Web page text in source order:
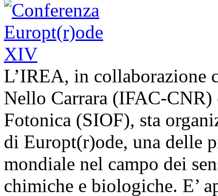
L’IREA, in collaborazione
Nello Carrara (IFAC-CNR)
Fotonica (SIOF), sta
di Europt(r)ode, una delle
mondiale nel campo dei
chimiche e biologiche. E’